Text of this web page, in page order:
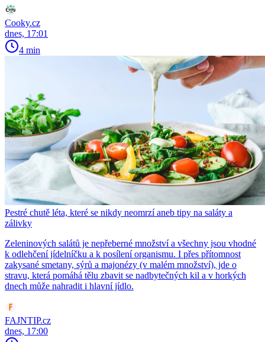
Cooky.cz
dnes, 17:01
4 min
Pestré chutě léta, které se nikdy neomrzí aneb tipy na saláty a
zálivky
Zeleninových salátů je nepřeberné množství a všechny jsou vhodné
k odlehčení jídelníčku a k posílení organismu. I přes přítomnost
zakysané smetany, sýrů a majonézy (v malém množství), jde o
stravu, která pomáhá tělu zbavit se nadbytečných kil a v horkých
dnech může nahradit i hlavní jídlo.
FAJNTIP.cz
dnes, 17:00